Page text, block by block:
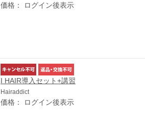
価格： ログイン後表示
I HAIR導入セット+講習
Hairaddict
価格： ログイン後表示